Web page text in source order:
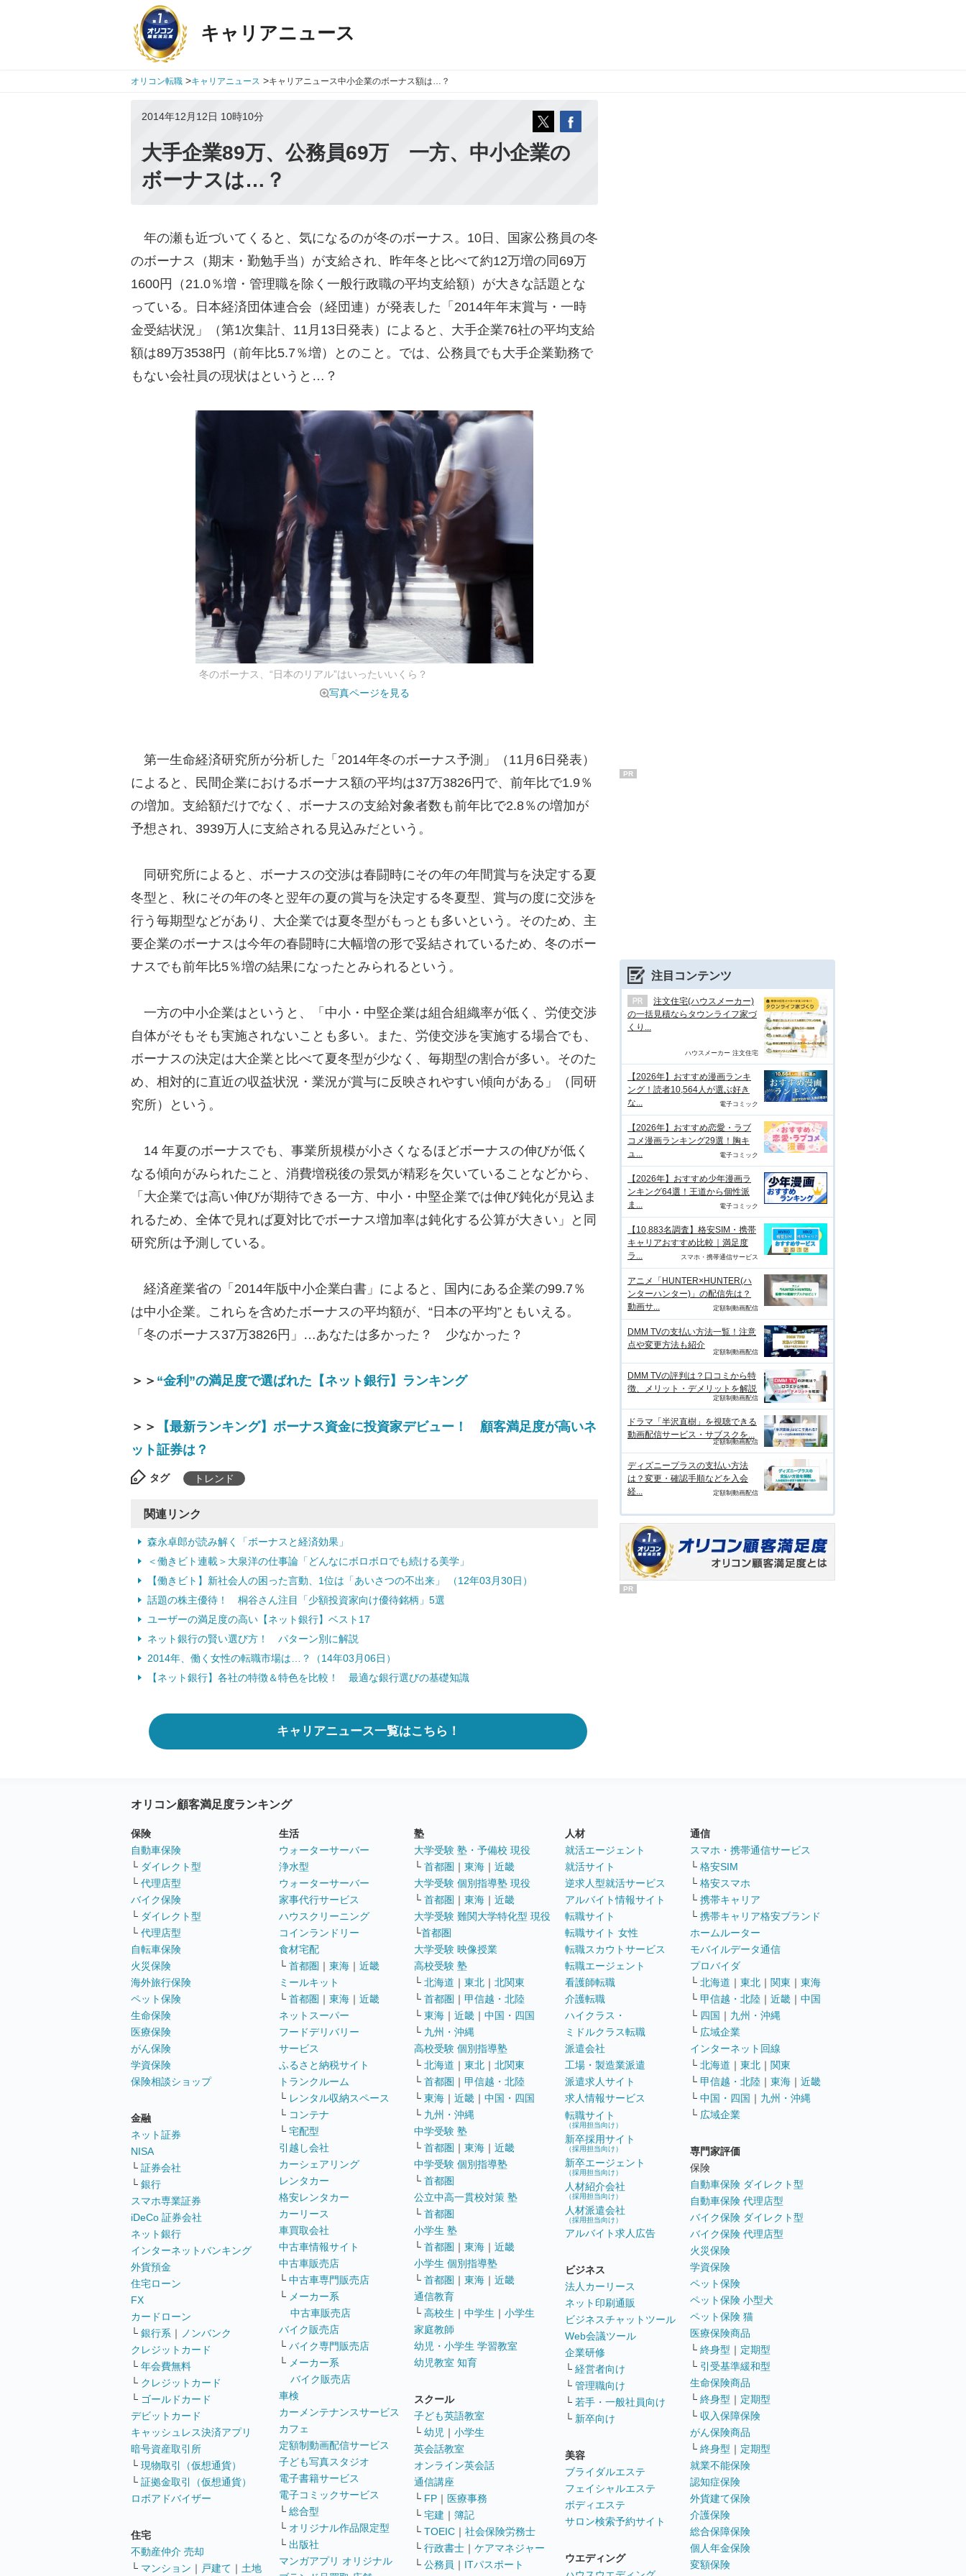
キャリアニュース
オリコン転職 >キャリアニュース >キャリアニュース中小企業のボーナス額は…？
2014年12月12日 10時10分
大手企業89万、公務員69万 一方、中小企業の
ボーナスは…？
年の瀬も近づいてくると、気になるのが冬のボーナス。10日、国家公務員の冬
のボーナス（期末・勤勉手当）が支給され、昨年冬と比べて約12万増の同69万
1600円（21.0％増・管理職を除く一般行政職の平均支給額）が大きな話題とな
っている。日本経済団体連合会（経団連）が発表した「2014年年末賞与・一時
金受結状況」（第1次集計、11月13日発表）によると、大手企業76社の平均支給
額は89万3538円（前年比5.7％増）とのこと。では、公務員でも大手企業勤務で
もない会社員の現状はというと…？
冬のボーナス、“日本のリアル”はいったいいくら？
写真ページを見る
第一生命経済研究所が分析した「2014年冬のボーナス予測」（11月6日発表）
によると、民間企業におけるボーナス額の平均は37万3826円で、前年比で1.9％
の増加。支給額だけでなく、ボーナスの支給対象者数も前年比で2.8％の増加が
予想され、3939万人に支給される見込みだという。
同研究所によると、ボーナスの交渉は春闘時にその年の年間賞与を決定する夏
冬型と、秋にその年の冬と翌年の夏の賞与を決定する冬夏型、賞与の度に交渉を
行う毎期型などがあり、大企業では夏冬型がもっとも多いという。そのため、主
要企業のボーナスは今年の春闘時に大幅増の形で妥結されているため、冬のボー
ナスでも前年比5％増の結果になったとみられるという。
一方の中小企業はというと、「中小・中堅企業は組合組織率が低く、労使交渉
自体がそもそも実施されないことも多い。また、労使交渉を実施する場合でも、
ボーナスの決定は大企業と比べて夏冬型が少なく、毎期型の割合が多い。そのた
め、相対的に直近の収益状況・業況が賞与に反映されやすい傾向がある」（同研
究所）という。
14 年夏のボーナスでも、事業所規模が小さくなるほどボーナスの伸びが低く
なる傾向がみられたこと、消費増税後の景気が精彩を欠いていることなどから、
「大企業では高い伸びが期待できる一方、中小・中堅企業では伸び鈍化が見込ま
れるため、全体で見れば夏対比でボーナス増加率は鈍化する公算が大きい」と同
研究所は予測している。
経済産業省の「2014年版中小企業白書」によると、国内にある企業の99.7％
は中小企業。これらを含めたボーナスの平均額が、“日本の平均”ともいえる。
「冬のボーナス37万3826円」…あなたは多かった？ 少なかった？
＞＞ “金利”の満足度で選ばれた【ネット銀行】ランキング
＞＞
【最新ランキング】ボーナス資金に投資家デビュー！ 顧客満足度が高いネ
ット証券は？
タグ トレンド
関連リンク
森永卓郎が読み解く「ボーナスと経済効果」
＜働きビト連載＞大泉洋の仕事論「どんなにボロボロでも続ける美学」
【働きビト】新社会人の困った言動、1位は「あいさつの不出来」 （12年03月30日）
話題の株主優待！ 桐谷さん注目「少額投資家向け優待銘柄」5選
ユーザーの満足度の高い【ネット銀行】ベスト17
ネット銀行の賢い選び方！ パターン別に解説
2014年、働く女性の転職市場は…？（14年03月06日）
【ネット銀行】各社の特徴＆特色を比較！ 最適な銀行選びの基礎知識
キャリアニュース一覧はこちら！
PR
注目コンテンツ
注文住宅(ハウスメーカー)
の一括見積ならタウンライフ家づ
くり...
ハウスメーカー 注文住宅
【2026年】おすすめ漫画ランキ
ング！読者10,564人が選ぶ好き
な...
電子コミック
【2026年】おすすめ恋愛・ラブ
コメ漫画ランキング29選！胸キ
ュ...
電子コミック
【2026年】おすすめ少年漫画ラ
ンキング64選！王道から個性派
ま...
電子コミック
【10,883名調査】格安SIM・携帯
キャリアおすすめ比較｜満足度
ラ...
スマホ・携帯通信サービス
アニメ「HUNTER×HUNTER(ハ
ンターハンター)」の配信先は？
動画サ...
定額制動画配信
DMM TVの支払い方法一覧！注意
点や変更方法も紹介
定額制動画配信
DMM TVの評判は？口コミから特
徴、メリット・デメリットを解説
定額制動画配信
ドラマ「半沢直樹」を視聴できる
動画配信サービス・サブスクを...
定額制動画配信
ディズニープラスの支払い方法
は？変更・確認手順などを入会
経...
定額制動画配信
PR
オリコン顧客満足度ランキング
保険
自動車保険
└ ダイレクト型
└ 代理店型
バイク保険
└ ダイレクト型
└ 代理店型
自転車保険
火災保険
海外旅行保険
ペット保険
生命保険
医療保険
がん保険
学資保険
保険相談ショップ
金融
ネット証券
NISA
└ 証券会社
└ 銀行
スマホ専業証券
iDeCo 証券会社
ネット銀行
インターネットバンキング
外貨預金
住宅ローン
FX
カードローン
└ 銀行系 ｜
ノンバンク
クレジットカード
└ 年会費無料
└ クレジットカード
└ ゴールドカード
デビットカード
キャッシュレス決済アプリ
暗号資産取引所
└ 現物取引（仮想通貨）
└ 証拠金取引（仮想通貨）
ロボアドバイザー
住宅
不動産仲介 売却
└ マンション ｜ 戸建て ｜ 土地
生活
ウォーターサーバー
浄水型
ウォーターサーバー
家事代行サービス
ハウスクリーニング
コインランドリー
食材宅配
└ 首都圏 ｜ 東海 ｜ 近畿
ミールキット
└ 首都圏 ｜ 東海 ｜ 近畿
ネットスーパー
フードデリバリー
サービス
ふるさと納税サイト
トランクルーム
└ レンタル収納スペース
└ コンテナ
└ 宅配型
引越し会社
カーシェアリング
レンタカー
格安レンタカー
カーリース
車買取会社
中古車情報サイト
中古車販売店
└ 中古車専門販売店
└ メーカー系
中古車販売店
バイク販売店
└ バイク専門販売店
└ メーカー系
バイク販売店
車検
カーメンテナンスサービス
カフェ
定額制動画配信サービス
子ども写真スタジオ
電子書籍サービス
電子コミックサービス
└ 総合型
└ オリジナル作品限定型
└ 出版社
マンガアプリ オリジナル
塾
大学受験 塾・予備校 現役
└ 首都圏 ｜ 東海 ｜ 近畿
大学受験 個別指導塾 現役
└ 首都圏 ｜ 東海 ｜ 近畿
大学受験 難関大学特化型 現役
└首都圏
大学受験 映像授業
高校受験 塾
└ 北海道 ｜ 東北 ｜ 北関東
└ 首都圏 ｜ 甲信越・北陸
└ 東海 ｜ 近畿 ｜ 中国・四国
└ 九州・沖縄
高校受験 個別指導塾
└ 北海道 ｜ 東北 ｜ 北関東
└ 首都圏 ｜ 甲信越・北陸
└ 東海 ｜ 近畿 ｜ 中国・四国
└ 九州・沖縄
中学受験 塾
└ 首都圏 ｜ 東海 ｜ 近畿
中学受験 個別指導塾
└ 首都圏
公立中高一貫校対策 塾
└ 首都圏
小学生 塾
└ 首都圏 ｜ 東海 ｜ 近畿
小学生 個別指導塾
└ 首都圏 ｜ 東海 ｜ 近畿
通信教育
└ 高校生 ｜ 中学生 ｜ 小学生
家庭教師
幼児・小学生 学習教室
幼児教室 知育
スクール
子ども英語教室
└ 幼児 ｜ 小学生
英会話教室
オンライン英会話
通信講座
└ FP ｜ 医療事務
└ 宅建 ｜ 簿記
└ TOEIC ｜ 社会保険労務士
└ 行政書士 ｜ ケアマネジャー
└ 公務員 ｜ ITパスポート
人材
就活エージェント
就活サイト
逆求人型就活サービス
アルバイト情報サイト
転職サイト
転職サイト 女性
転職スカウトサービス
転職エージェント
看護師転職
介護転職
ハイクラス・
ミドルクラス転職
派遣会社
工場・製造業派遣
派遣求人サイト
求人情報サービス
転職サイト
（採用担当向け）
新卒採用サイト
（採用担当向け）
新卒エージェント
（採用担当向け）
人材紹介会社
（採用担当向け）
人材派遣会社
（採用担当向け）
アルバイト求人広告
ビジネス
法人カーリース
ネット印刷通販
ビジネスチャットツール
Web会議ツール
企業研修
└ 経営者向け
└ 管理職向け
└ 若手・一般社員向け
└ 新卒向け
美容
ブライダルエステ
フェイシャルエステ
ボディエステ
サロン検索予約サイト
ウエディング
通信
スマホ・携帯通信サービス
└ 格安SIM
└ 格安スマホ
└ 携帯キャリア
└ 携帯キャリア格安ブランド
ホームルーター
モバイルデータ通信
プロバイダ
└ 北海道 ｜ 東北 ｜ 関東 ｜ 東海
└ 甲信越・北陸 ｜ 近畿 ｜ 中国
└ 四国 ｜ 九州・沖縄
└ 広域企業
インターネット回線
└ 北海道 ｜ 東北 ｜ 関東
└ 甲信越・北陸 ｜ 東海 ｜ 近畿
└ 中国・四国 ｜ 九州・沖縄
└ 広域企業
専門家評価
保険
自動車保険 ダイレクト型
自動車保険 代理店型
バイク保険 ダイレクト型
バイク保険 代理店型
火災保険
学資保険
ペット保険
ペット保険 小型犬
ペット保険 猫
医療保険商品
└ 終身型 ｜ 定期型
└ 引受基準緩和型
生命保険商品
└ 終身型 ｜ 定期型
└ 収入保障保険
がん保険商品
└ 終身型 ｜ 定期型
就業不能保険
認知症保険
外貨建て保険
介護保険
総合保障保険
個人年金保険
変額保険